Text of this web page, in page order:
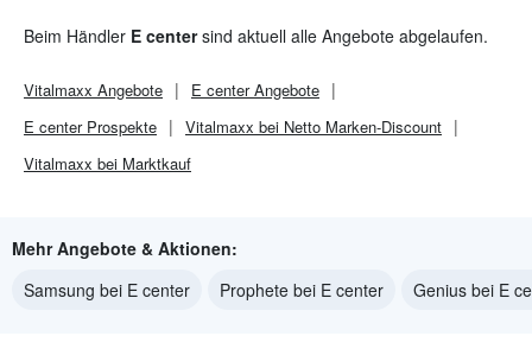
Beim Händler E centersind aktuell alle Angebote abgelaufen.
Vitalmaxx Angebote E centerAngebote
E centerProspekte
Vitalmaxx bei Netto Marken-Discount
Vitalmaxx bei Marktkauf
Mehr Angebote & Aktionen:
Samsung bei E center
Prophete bei E center Genius bei E